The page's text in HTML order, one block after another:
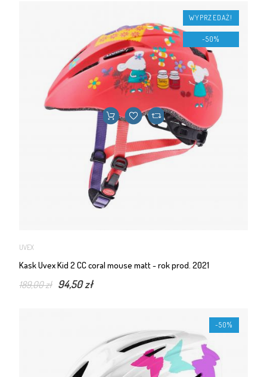
UVEX
Kask Uvex Kid 2 CC coral mouse matt - rok prod. 2021
189,00 zł 94,50 zł
WYPRZEDAŻ!
-50%
-50%